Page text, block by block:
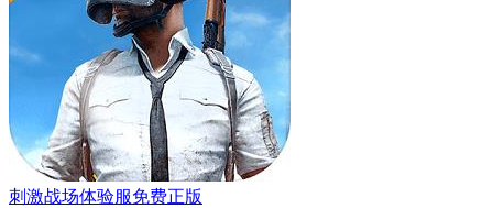
刺激战场体验服免费正版